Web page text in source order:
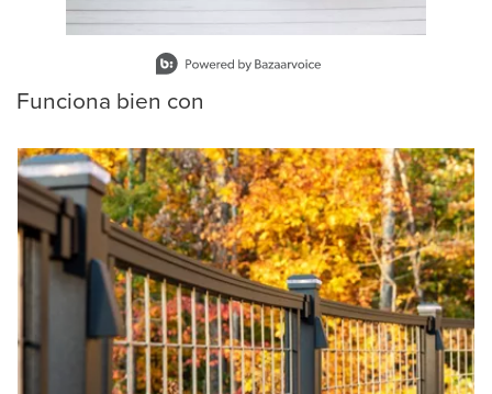
Funciona bien con